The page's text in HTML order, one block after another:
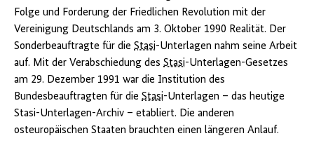
Folge und Forderung der Friedlichen Revolution mit der
Vereinigung Deutschlands am 3. Oktober 1990 Realität. Der
Sonderbeauftragte für die Stasi-Unterlagen nahm seine Arbeit
auf. Mit der Verabschiedung des Stasi-Unterlagen-Gesetzes
am 29. Dezember 1991 war die Institution des
Bundesbeauftragten für die Stasi-Unterlagen – das heutige
Stasi-Unterlagen-Archiv – etabliert. Die anderen
osteuropäischen Staaten brauchten einen längeren Anlauf.